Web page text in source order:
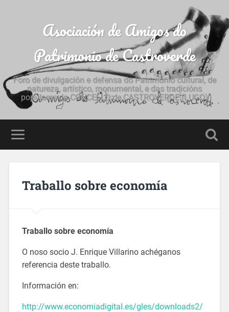
Asociación de Amigos do
Patrimonio de Castroverde
Foro de divulgación e defensa do Patrimonio cultural, de
natureza, artístico, monumental, e das tradicións
populares do CONCELLO de CASTROVERDE (LUGO)
Traballo sobre economía
Traballo sobre economía
O noso socio J. Enrique Villarino achéganos
referencia deste traballo.
Información en:
http://www.economiadigital.es/gles/downloads2/